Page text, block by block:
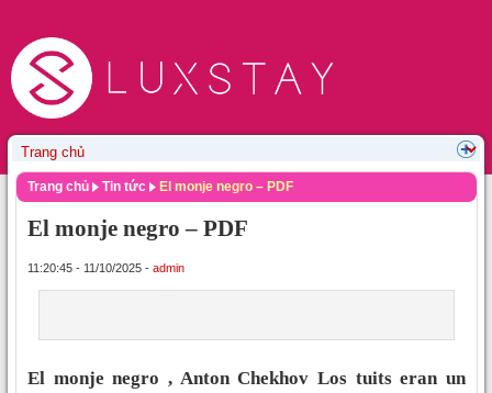
Trang chủ Tin tức El monje negro – PDF
El monje negro – PDF
11:20:45 - 11/10/2025 - admin
El monje negro , Anton Chekhov Los tuits eran un